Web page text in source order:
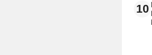
10